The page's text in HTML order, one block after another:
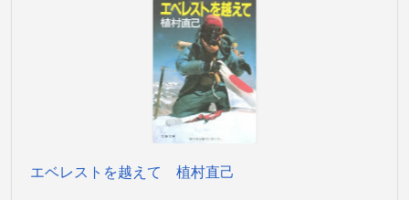
エベレストを越えて 植村直己